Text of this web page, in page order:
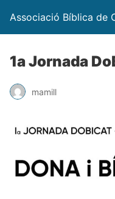
Associació Bíblica de
1a Jornada
mamill